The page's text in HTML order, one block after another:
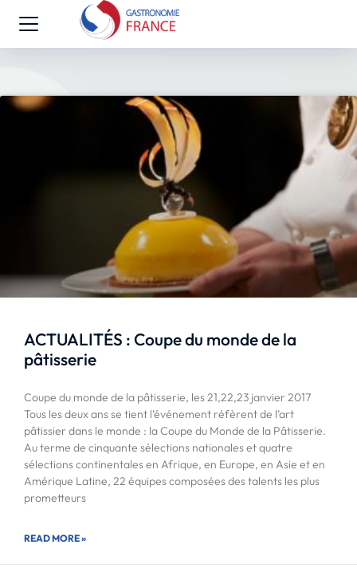
ACTUALITÉS : Coupe du monde de la
pâtisserie
Coupe du monde de la pâtisserie, les 21,22,23 janvier 2017
Tous les deux ans se tient l’événement réfèrent de l’art
pâtissier dans le monde : la Coupe du Monde de la Pâtisserie.
Au terme de cinquante sélections nationales et quatre
sélections continentales en Afrique, en Europe, en Asie et en
Amérique Latine, 22 équipes composées des talents les plus
prometteurs
READ MORE »